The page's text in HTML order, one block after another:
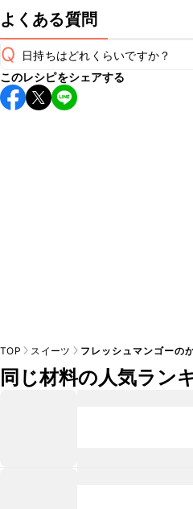
よくある質問
Q 日持ちはどれくらいですか？
保存期間は冷蔵で当日中が目安
し上がりください。
このレシピをシェアする
TOP スイーツ フレッシュマンゴーの
同じ材料の人気ラン